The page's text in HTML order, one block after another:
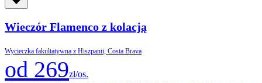
Wieczór Flamenco z kolacją
Wycieczka fakultatywna z Hiszpanii, Costa Brava
od 269zł/os.